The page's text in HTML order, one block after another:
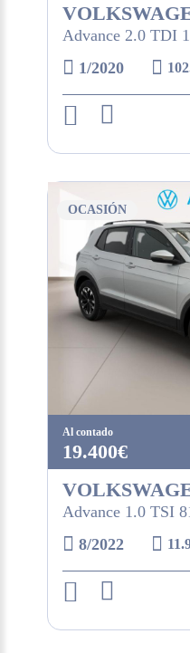
Advance 2.0 TDI
1/2020
OCASIÓN
Al contado
19.400€
Advance 1.0 TSI
8/2022